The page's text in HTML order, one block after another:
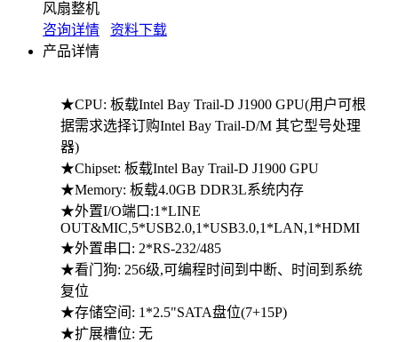
风扇整机
咨询详情
资料下载
产品详情
★CPU: 板载Intel Bay Trail-D J1900 GPU(用户可根
据需求选择订购Intel Bay Trail-D/M 其它型号处理
器)
★Chipset: 板载Intel Bay Trail-D J1900 GPU
★Memory: 板载4.0GB DDR3L系统内存
★外置I/O端口:1*LINE
OUT&MIC,5*USB2.0,1*USB3.0,1*LAN,1*HDMI
★外置串口: 2*RS-232/485
★看门狗: 256级,可编程时间到中断、时间到系统
复位
★存储空间: 1*2.5"SATA盘位(7+15P)
★扩展槽位: 无